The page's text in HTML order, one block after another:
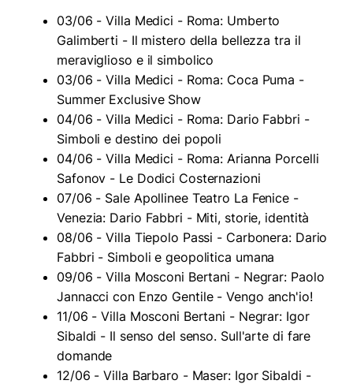
03/06 - Villa Medici - Roma: Umberto
Galimberti - Il mistero della bellezza tra il
meraviglioso e il simbolico
03/06 - Villa Medici - Roma: Coca Puma -
Summer Exclusive Show
04/06 - Villa Medici - Roma: Dario Fabbri -
Simboli e destino dei popoli
04/06 - Villa Medici - Roma: Arianna Porcelli
Safonov - Le Dodici Costernazioni
07/06 - Sale Apollinee Teatro La Fenice -
Venezia: Dario Fabbri - Miti, storie, identità
08/06 - Villa Tiepolo Passi - Carbonera: Dario
Fabbri - Simboli e geopolitica umana
09/06 - Villa Mosconi Bertani - Negrar: Paolo
Jannacci con Enzo Gentile - Vengo anch'io!
11/06 - Villa Mosconi Bertani - Negrar: Igor
Sibaldi - Il senso del senso. Sull'arte di fare
domande
12/06 - Villa Barbaro - Maser: Igor Sibaldi -